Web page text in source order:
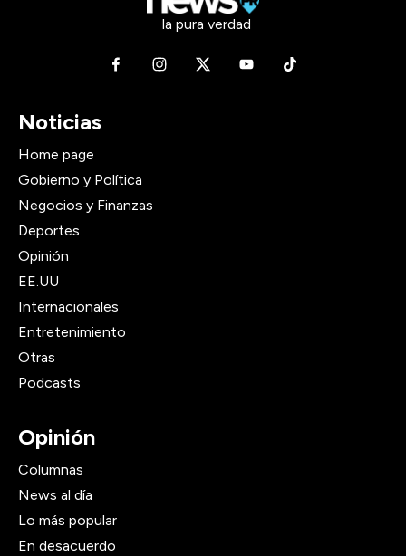
la pura verdad
Noticias
Home page
Gobierno y Política
Negocios y Finanzas
Deportes
Opinión
EE.UU
Internacionales
Entretenimiento
Otras
Podcasts
Opinión
Columnas
News al día
Lo más popular
En desacuerdo